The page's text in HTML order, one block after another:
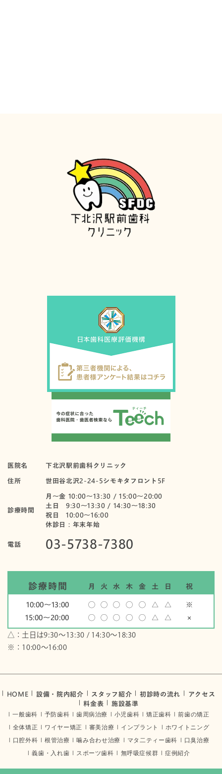
医院名
下北沢駅前歯科クリニック
住所
世田谷北沢2-24-5シモキタフロント5F
診療時間
月〜金 10:00～13:30 / 15:00～20:00
土日 9:30～13:30 / 14:30～18:30
祝日 10:00〜16:00
休診日：年末年始
電話 03-5738-7380
診療時間 月 火 水 木 金 土 日
祝
10:00〜13:00
◯ ◯ ◯ ◯ ◯ △ △
※
15:00〜20:00
◯ ◯ ◯ ◯ ◯ △ △ ×
△：土日は9:30～13:30 / 14:30～18:30
※：10:00〜16:00
HOME 設備・院内紹介 スタッフ紹介 初診時の流れ
アクセス
料金表
施設基準
一般歯科 予防歯科 歯周病治療 小児歯科 矯正歯科
前歯の矯正
全体矯正
ワイヤー矯正 審美治療 インプラント
ホワイトニング
口腔外科
根管治療 噛み合わせ治療 マタ二ティー歯科
口臭治療
義歯・入れ歯
スポーツ歯科 無呼吸症候群 症例紹介